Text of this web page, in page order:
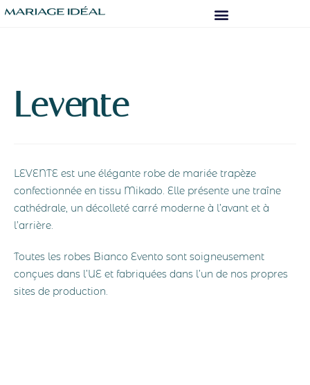
Levente
LEVENTE est une élégante robe de mariée trapèze
confectionnée en tissu Mikado. Elle présente une traîne
cathédrale, un décolleté carré moderne à l’avant et à
l’arrière.
Toutes les robes Bianco Evento sont soigneusement
conçues dans l’UE et fabriquées dans l’un de nos propres
sites de production.